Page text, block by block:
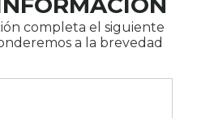
completa el siguiente
a la brevedad